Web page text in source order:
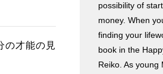
possibility of
money. When
finding your
book in the
Reiko. As young
才能の見